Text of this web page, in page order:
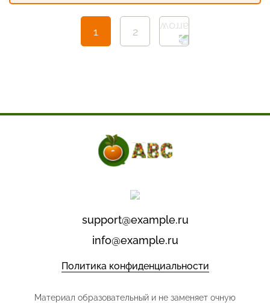
1 2
support@example.ru
info@example.ru
Политика конфиденциальности
Материал образовательный и не заменяет очную